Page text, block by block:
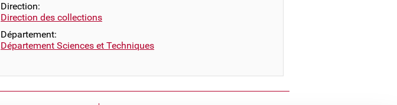
Direction:
Direction des collections
Département:
Département Sciences et Techniques